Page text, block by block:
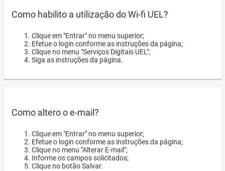
Como habilito a utilização do Wi-fi UEL?
Clique em "Entrar" no menu superior;
Efetue o login conforme as instruções da página;
Clique no menu "Serviços Digitais UEL";
Siga as instruções da página.
Como altero o e-mail?
Clique em "Entrar" no menu superior;
Efetue o login conforme as instruções da página;
Clique no menu "Alterar E-mail";
Informe os campos solicitados;
Clique no botão Salvar.